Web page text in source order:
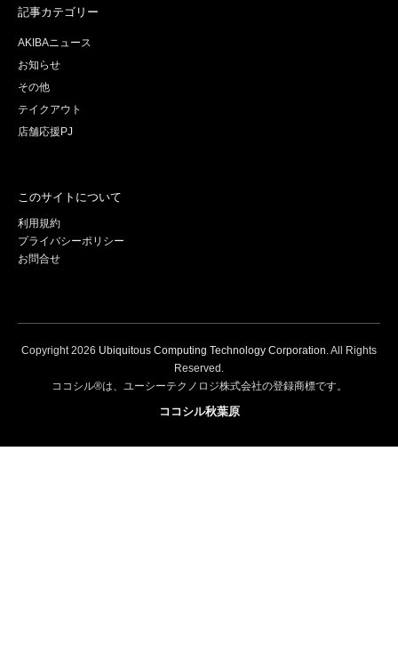
記事カテゴリー
AKIBAニュース
お知らせ
その他
テイクアウト
店舗応援PJ
このサイトについて
利用規約
プライバシーポリシー
お問合せ
Copyright2026 Ubiquitous Computing Technology Corporation . All Rights
Reserved.
ココシル®は、ユーシーテクノロジ株式会社の登録商標です。
ココシル秋葉原